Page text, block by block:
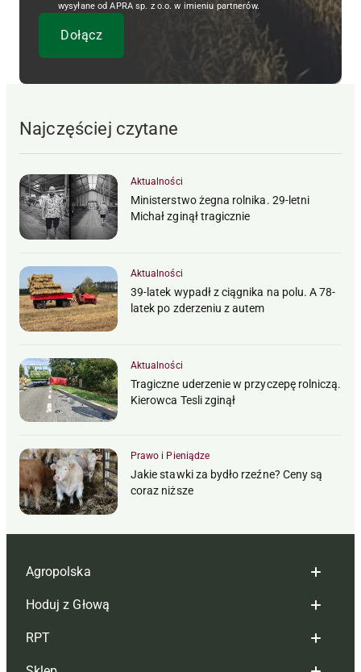
wysyłane od APRA sp. z o.o. w imieniu partnerów.
Najczęściej czytane
Aktualności
Ministerstwo żegna rolnika. 29-letni
Michał zginął tragicznie
Aktualności
39-latek wypadł z ciągnika na polu. A 78-
latek po zderzeniu z autem
Aktualności
Tragiczne uderzenie w przyczepę rolniczą.
Kierowca Tesli zginął
Prawo i Pieniądze
Jakie stawki za bydło rzeźne? Ceny są
coraz niższe
Agropolska
Redakcja
Reklama
Hoduj z Głową
Hoduj z głową bydło
RPT